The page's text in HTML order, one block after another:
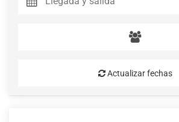
Actualizar fechas